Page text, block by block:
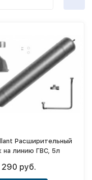
Расширительный
на линию ГВС, 5л
290 руб.